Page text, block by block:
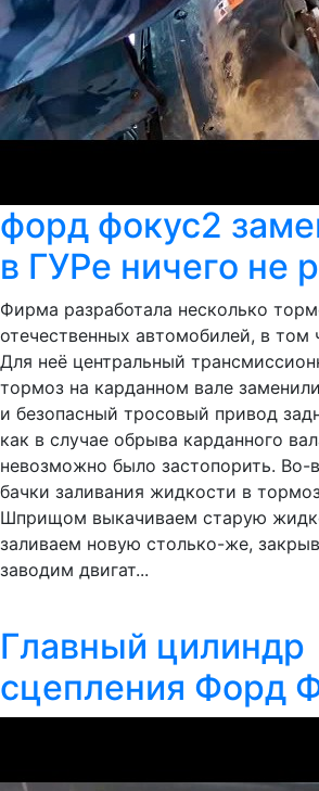
форд фокус2
в ГУРе ничего не
Фирма разработала несколько
отечественных автомобилей, в том
Для неё центральный
тормоз на карданном вале
и безопасный тросовый привод
как в случае обрыва карданного
невозможно было застопорить. Во-
бачки заливания жидкости в
Шприщом выкачиваем старую
заливаем новую столько-же,
заводим двигат...
Главный цилиндр
сцепления Форд